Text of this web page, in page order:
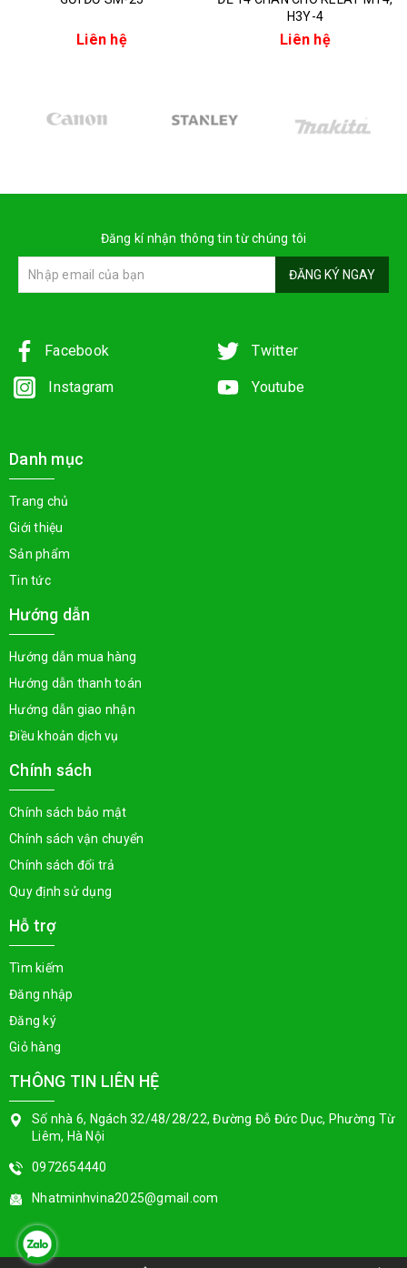
Liên hệ
H3Y-4
Liên hệ
Đăng kí nhận thông tin từ chúng tôi
ĐĂNG KÝ NGAY
Facebook Twitter
Instagram Youtube
Danh mục
Trang chủ
Giới thiệu
Sản phẩm
Tin tức
Hướng dẫn
Hướng dẫn mua hàng
Hướng dẫn thanh toán
Hướng dẫn giao nhận
Điều khoản dịch vụ
Chính sách
Chính sách bảo mật
Chính sách vận chuyển
Chính sách đổi trả
Quy định sử dụng
Hỗ trợ
Tìm kiếm
Đăng nhập
Đăng ký
Giỏ hàng
THÔNG TIN LIÊN HỆ
Số nhà 6, Ngách 32/48/28/22, Đường Đỗ Đức Dục, Phường Từ
Liêm, Hà Nội
0972654440
Nhatminhvina2025@gmail.com